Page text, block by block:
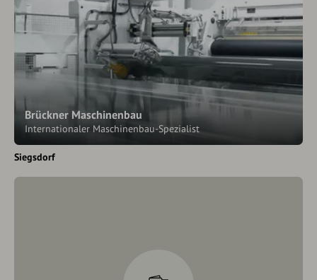
Brückner Maschinenbau
Internationaler Maschinenbau-Spezialist
Siegsdorf